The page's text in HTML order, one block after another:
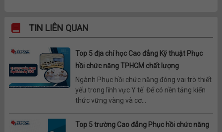
TIN LIÊN QUAN
Top 5 địa chỉ học Cao đẳng Kỹ thuật Phục
hồi chức năng TPHCM chất lượng
Ngành Phục hồi chức năng đóng vai trò thiết
yếu trong lĩnh vực Y tế. Để có nền tảng kiến
thức vững vàng và cơ...
Top 5 trường Cao đẳng Phục hồi chức năng